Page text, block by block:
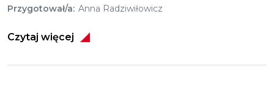
Przygotował/a Anna Radziwiłowicz
Czytaj więcej